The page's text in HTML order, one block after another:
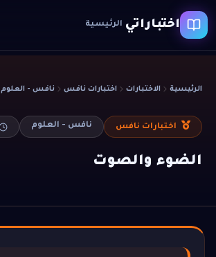
اختباراتي الرئيسية
الرئيسية الاختبارات اختبارات نافس نافس - العلوم
اختبارات نافس نافس - العلوم
الضوء والصوت